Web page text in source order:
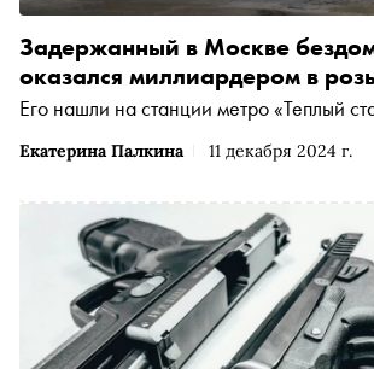
Екатерина Палкина 11 декабря 2024 г.
Задержанный в Москве
оказался миллиардером в
Его нашли на станции метро «Теплый